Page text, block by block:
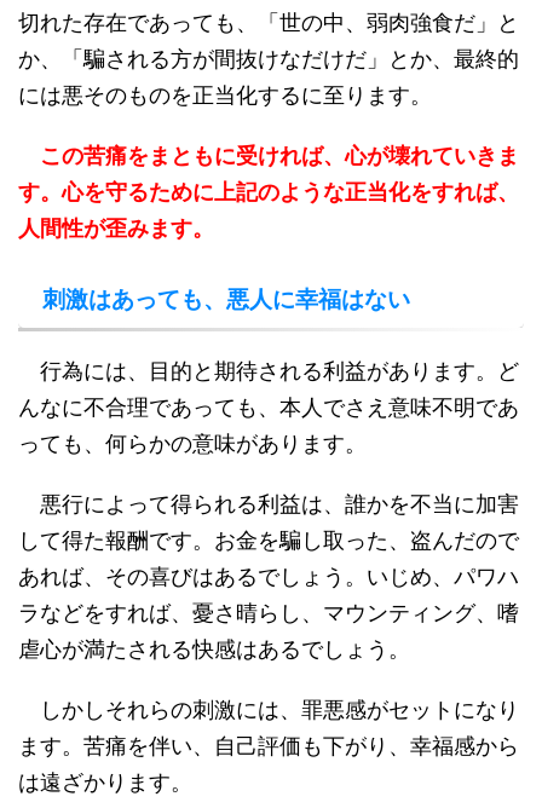
切れた存在であっても、「世の中、弱肉強食だ」と
か、「騙される方が間抜けなだけだ」とか、最終的
には悪そのものを正当化するに至ります。
この苦痛をまともに受ければ、心が壊れていきま
す。心を守るために上記のような正当化をすれば、
人間性が歪みます。
刺激はあっても、悪人に幸福はない
行為には、目的と期待される利益があります。ど
んなに不合理であっても、本人でさえ意味不明であ
っても、何らかの意味があります。
悪行によって得られる利益は、誰かを不当に加害
して得た報酬です。お金を騙し取った、盗んだので
あれば、その喜びはあるでしょう。いじめ、パワハ
ラなどをすれば、憂さ晴らし、マウンティング、嗜
虐心が満たされる快感はあるでしょう。
しかしそれらの刺激には、罪悪感がセットになり
ます。苦痛を伴い、自己評価も下がり、幸福感から
は遠ざかります。